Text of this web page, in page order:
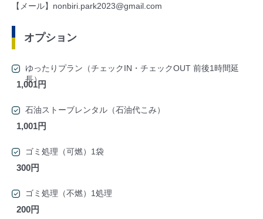
【メール】nonbiri.park2023@gmail.com
オプション
ゆったりプラン（チェックIN・チェックOUT 前後1時間延
長）
1,001円
石油ストーブレンタル（石油代こみ）
1,001円
ゴミ処理（可燃）1袋
300円
ゴミ処理（不燃）1処理
200円